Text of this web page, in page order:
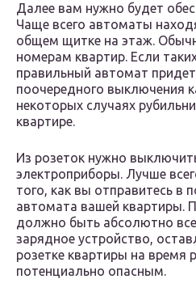
Далее вам нужно будет
Чаще всего автоматы
общем щитке на этаж.
номерам квартир. Если
правильный автомат
поочередного выключения
некоторых случаях
квартире.
Из розеток нужно
электроприборы. Лучше
того, как вы отправитесь в
автомата вашей квартиры.
должно быть абсолютно
зарядное устройство,
розетке квартиры на время
потенциально опасным.